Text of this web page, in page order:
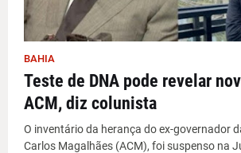
BAHIA
Teste de DNA pode revelar
ACM, diz colunista
O inventário da herança do ex-governador
Carlos Magalhães (ACM), foi suspenso na